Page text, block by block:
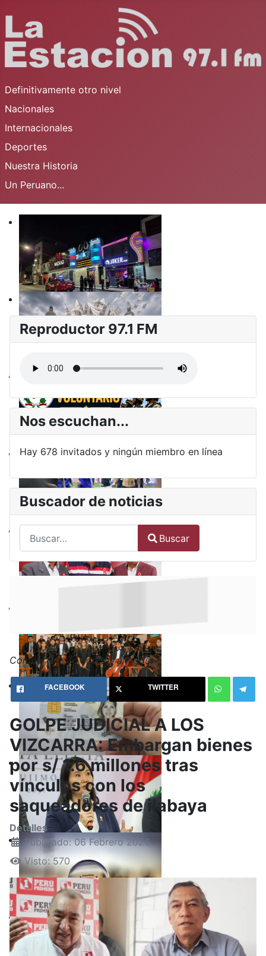
Definitivamente otro nivel
Nacionales
Internacionales
Deportes
Nuestra Historia
Un Peruano...
Reproductor 97.1 FM
Nos escuchan...
Hay 678 invitados y ningún miembro en línea
Buscador de noticias
Type 2 or more characters for results.
Buscar
Comparte esto con tus amigos:
FACEBOOK TWITTER
GOLPE JUDICIAL A LOS
VIZCARRA: Embargan bienes
por s/ 1.6 millones tras
vínculos con los
saqueadores de ilabaya
Detalles
Publicado: 06 Febrero 2026
Visto: 570